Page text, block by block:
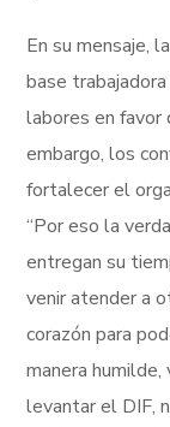
En su mensaje,
base
labores en favor
embargo, los
fortalecer el
“Por eso la
entregan su
venir atender a
corazón para
manera
levantar el DIF,